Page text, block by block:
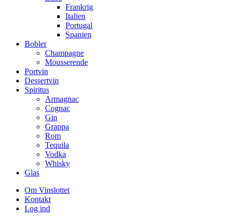
Frankrig
Italien
Portugal
Spanien
Bobler
Champagne
Mousserende
Portvin
Dessertvin
Spiritus
Armagnac
Cognac
Gin
Grappa
Rom
Tequila
Vodka
Whisky
Glas
Om Vinslottet
Kontakt
Log ind